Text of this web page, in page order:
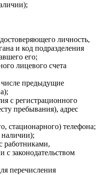
личность,
и код подразделения
его;
лицевого счета
числе предыдущие
с регистрационного
пребывания), адрес
стационарного) телефона;
наличии);
работниками,
с законодательством
перечисления